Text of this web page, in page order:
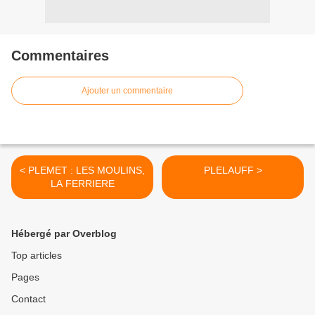
Commentaires
Ajouter un commentaire
< PLEMET : LES MOULINS,
LA FERRIERE
PLELAUFF >
Hébergé par Overblog
Top articles
Pages
Contact